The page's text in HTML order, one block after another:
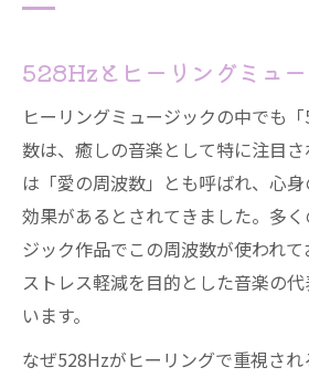
528Hzとヒーリングミュ
ヒーリングミュージックの中でも
数は、癒しの音楽として特に注目
は「愛の周波数」とも呼ばれ、心
効果があるとされてきました。多
ジック作品でこの周波数が使われ
ストレス軽減を目的とした音楽の
います。
なぜ528Hzがヒーリングで重視さ